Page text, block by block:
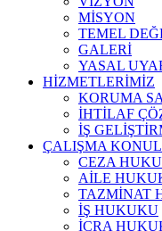
MİSYON
TEMEL
GALERİ
YASAL
HİZMETLERİMİZ
KORUMA
İHTİLAF
İŞ
ÇALIŞMA
CEZA
AİLE
TAZMİNAT
İŞ HUKUKU
İCRA